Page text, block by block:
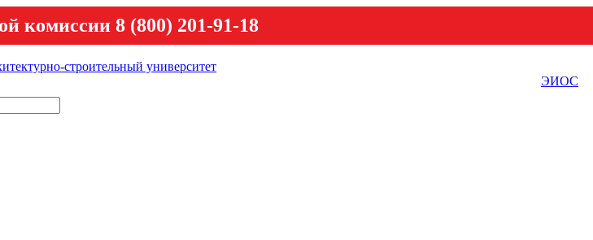
комиссии 8 (800) 201-91-18
строительный университет
ЭИОС